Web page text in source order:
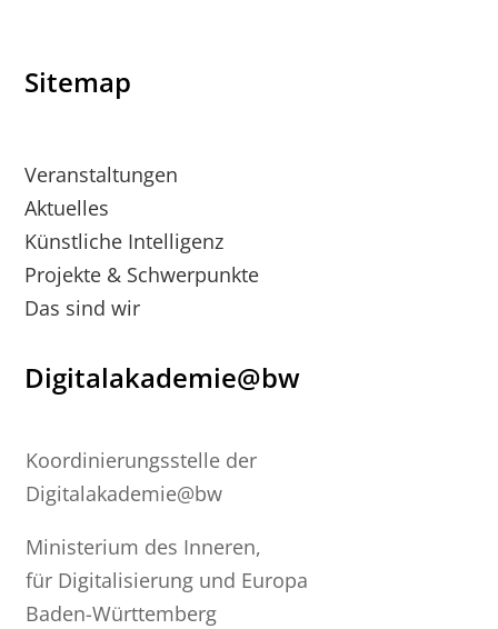
Sitemap
Veranstaltungen
Aktuelles
Künstliche Intelligenz
Projekte & Schwerpunkte
Das sind wir
Digitalakademie@bw
Koordinierungsstelle der
Digitalakademie@bw
Ministerium des Inneren,
für Digitalisierung und Europa
Baden-Württemberg